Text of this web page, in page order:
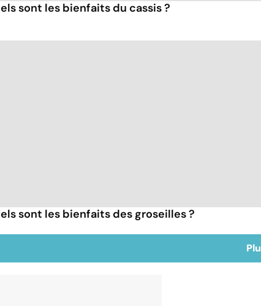
sont les bienfaits du cassis ?
sont les bienfaits des groseilles ?